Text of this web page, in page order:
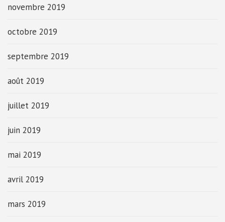
novembre 2019
octobre 2019
septembre 2019
août 2019
juillet 2019
juin 2019
mai 2019
avril 2019
mars 2019